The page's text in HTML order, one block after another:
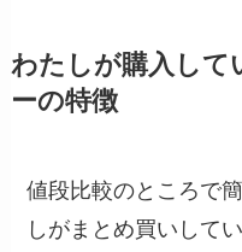
わたしが購入して
ーの特徴
値段比較のところで
しがまとめ買いして